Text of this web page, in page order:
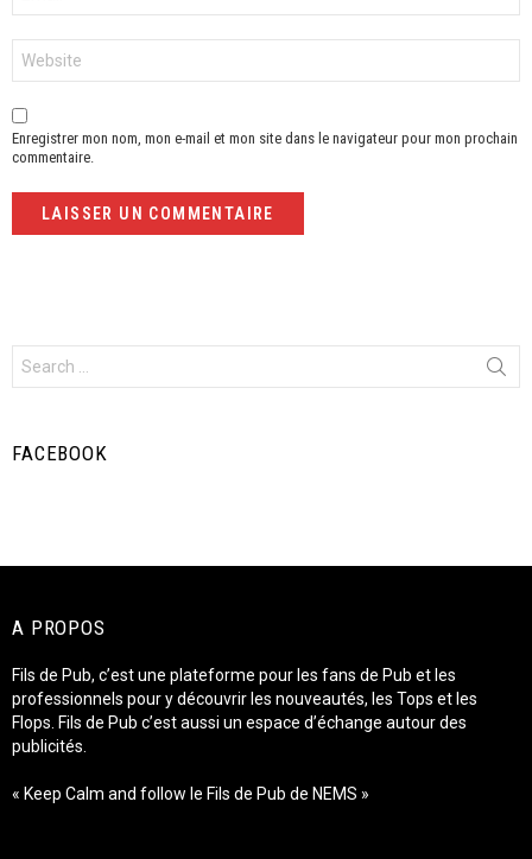
*
web
Enregistrer mon nom, mon e-mail et mon site dans le navigateur pour mon prochain
commentaire.
for:
FACEBOOK
A PROPOS
Fils de Pub, c’est une plateforme pour les fans de Pub et les
professionnels pour y découvrir les nouveautés, les Tops et les
Flops. Fils de Pub c’est aussi un espace d’échange autour des
publicités.
« Keep Calm and follow le Fils de Pub de NEMS »